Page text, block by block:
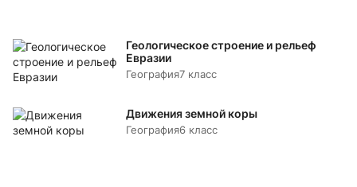
Геологическое строение и рельеф
Евразии
География7 класс
Движения земной коры
География6 класс